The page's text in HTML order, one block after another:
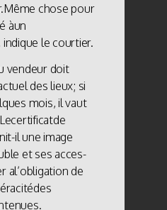
chose pour
àun
le courtier.
vendeur doit
des lieux; si
mois, il vaut
il une image
et ses acces-
al’obligation de